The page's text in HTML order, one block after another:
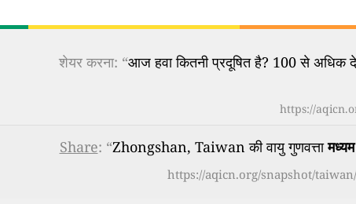
शेयर करना: “आज हवा कितनी प्रदूषित है? 100 से अधिक
https://
Share: “Zhongshan, Taiwan की वायु गुणवत्तामध्यम
https://aqicn.org/snapshot/